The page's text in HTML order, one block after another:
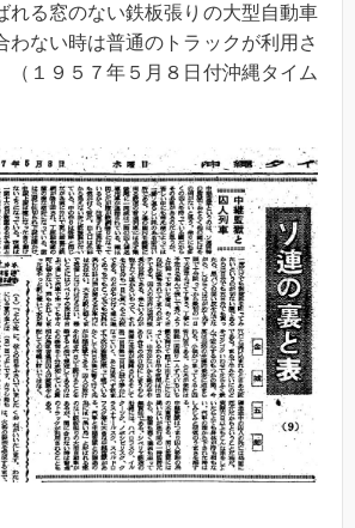
れる窓のない鉄板張りの大型自動車
わない時は普通のトラックが利用さ
（１９５７年５月８日付沖縄タイム